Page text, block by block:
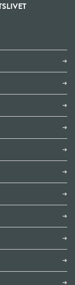
➔
➔
➔
➔
➔
➔
➔
➔
➔
➔
➔